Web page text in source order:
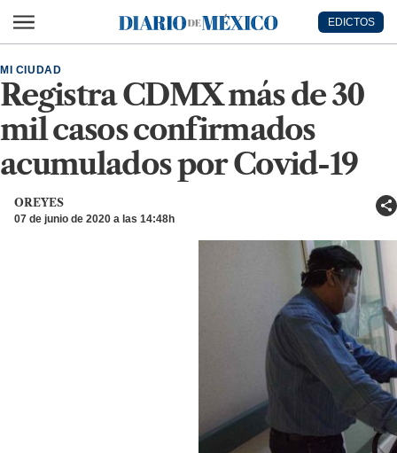
Diario de México
EDICTOS
Registra CDMX más de 30
mil casos confirmados
acumulados por Covid-19
MI CIUDAD
OREYES
07 de junio de 2020 a las 14:48h